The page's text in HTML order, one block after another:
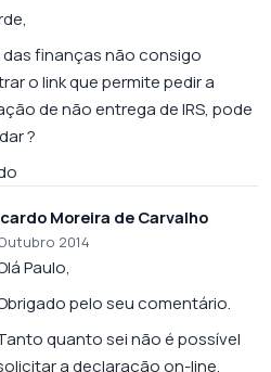
finanças não consigo
o link que permite pedir a
de não entrega de IRS, pode
?
Moreira de Carvalho
2014
Paulo,
pelo seu comentário.
quanto sei não é possível
a declaração on-line.